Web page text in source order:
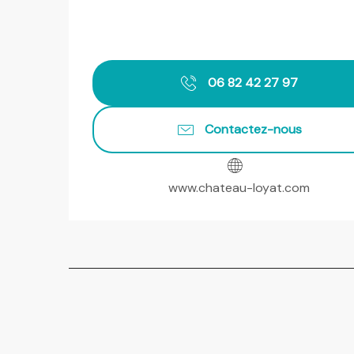
06 82 42 27 97
Contactez-nous
www.chateau-loyat.com